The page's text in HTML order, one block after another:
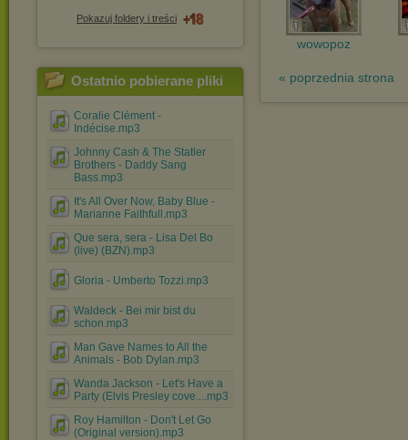
Pokazuj foldery i treści
Ostatnio pobierane pliki
Coralie Clément -
Indécise.mp3
Johnny Cash & The Statler
Brothers - Daddy Sang
Bass.mp3
It's All Over Now, Baby Blue -
Marianne Faithfull.mp3
Que sera, sera - Lisa Del Bo
(live) (BZN).mp3
Gloria - Umberto Tozzi.mp3
Waldeck - Bei mir bist du
schon.mp3
Man Gave Names to All the
Animals - Bob Dylan.mp3
Wanda Jackson - Let's Have a
Party (Elvis Presley cove....mp3
Roy Hamilton - Don't Let Go
(Original version).mp3
wowopoz
« poprzednia strona